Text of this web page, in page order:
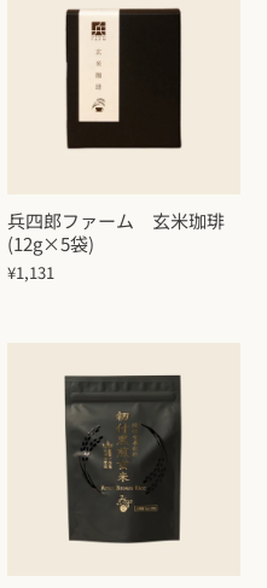
兵四郎ファーム 玄米珈琲
(12g×5袋)
¥1,131